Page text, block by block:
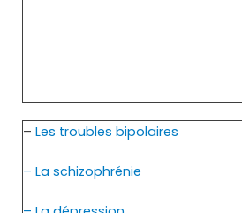
– Les troubles bipolaires
– La schizophrénie